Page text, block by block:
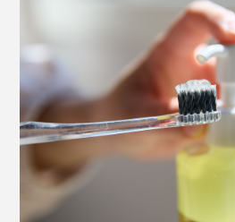
結果、歯周病菌の代表格である
内に99.9％除菌、ミュータンス
に99.9％除菌、口内炎の原因菌
間以内に99.9％除菌することが実
（※）「木曽檜歯磨きジェル」のエビデンスは
また、経口毒性試験（誤飲して